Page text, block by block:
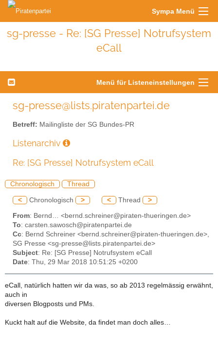
Sympa Menü
sg-presse - Re: [SG Presse] Notrufsystem
eCall
Menü für Listeneinstellungen
sg-presse@lists.piratenpartei.de
Betreff: Mailingliste der SG Bundes-PR
Listenarchiv
Re: [SG Presse] Notrufsystem eCall
Chronologisch Thread
< Chronologisch > < Thread >
From: Bernd… <bernd.schreiner@piraten-thueringen.de>
To: carsten.sawosch@piratenpartei.de
Cc: Bernd Schreiner <bernd.schreiner@piraten-thueringen.de>,
SG Presse <sg-presse@lists.piratenpartei.de>
Subject: Re: [SG Presse] Notrufsystem eCall
Date: Thu, 29 Mar 2018 10:51:25 +0200
eCall, natürlich hatten wir da was, so ab 2013 regelmässig erwähnt,
auch in
diversen Blogposts und PMs.
Kuckt halt auf die Website, da findet man doch alles…